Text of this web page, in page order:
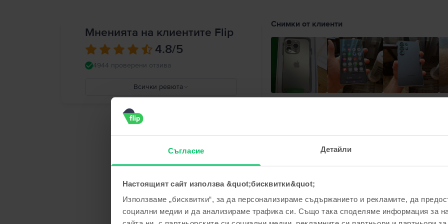
Съгласие Детайли
Настоящият сайт използва &quot;бисквитки&quot;
Използваме „бисквитки“, за да персонализираме съдържанието и рекламите, да
социални медии и да анализираме трафика си. Също така споделяме информация за
Мненията на клиентите Flip
4.8/5
4944 проверени отзива
Всички ревюта
Снимки от клиенти
Кристиан Петров Ирена Попова Ирена Попова
Samsung Galaxy S23 Ultra 5G Dual Sim, Red,
Отговор от Flip